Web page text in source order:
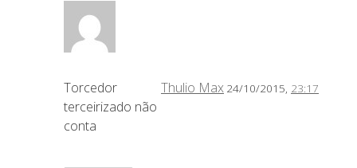
Thulio Max 24/10/2015, 23:17
Torcedor
terceirizado não
conta